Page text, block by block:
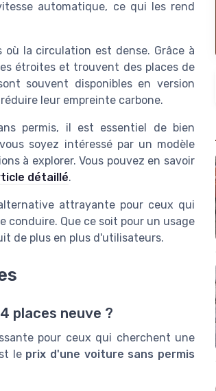
automatique, ce qui les rend
la circulation est dense. Grâce à
étroites et trouvent des places de
souvent disponibles en version
leur empreinte carbone.
permis, il est essentiel de bien
soyez intéressé par un modèle
à explorer. Vous pouvez en savoir
détaillé.
attrayante pour ceux qui
conduire. Que ce soit pour un usage
de plus en plus d'utilisateurs.
places neuve ?
pour ceux qui cherchent une
le prix d'une voiture sans permis